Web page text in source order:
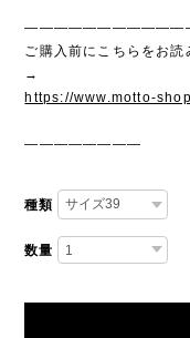
ご購入前にこちらをお読
→
https://www.motto-
————————
種類
数量